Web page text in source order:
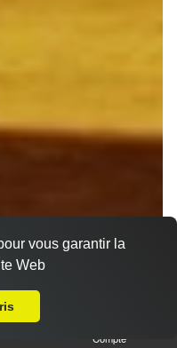
Compte
vous garantir la
Web